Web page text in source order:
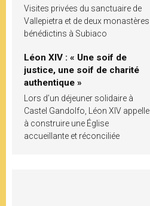
Visites privées du sanctuaire de
Vallepietra et de deux monastères
bénédictins à Subiaco
Léon XIV : « Une soif de
justice, une soif de charité
authentique »
Lors d’un déjeuner solidaire à
Castel Gandolfo, Léon XIV appelle
à construire une Église
accueillante et réconciliée